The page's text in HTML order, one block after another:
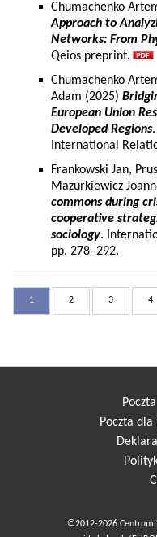
Chumachenko
Approach to
Networks: From
Qeios preprint.
Chumachenko
Adam (2025)
European Union
Developed Regions
International
Frankowski Jan,
Mazurkiewicz
commons during
cooperative
sociology.
pp. 278–292.
1 2 3 4
Poczta
©2012-2026 Centrum